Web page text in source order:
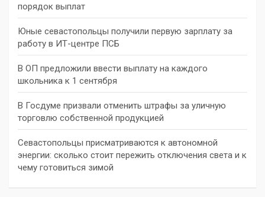
порядок выплат
Юные севастопольцы получили первую зарплату за
работу в ИТ-центре ПСБ
В ОП предложили ввести выплату на каждого
школьника к 1 сентября
В Госдуме призвали отменить штрафы за уличную
торговлю собственной продукцией
Севастопольцы присматриваются к автономной
энергии: сколько стоит пережить отключения света и к
чему готовиться зимой